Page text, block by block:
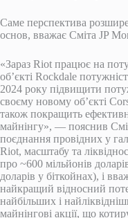
Саме перспектива
основ, вважає Сміта JP
«Зараз Riot працює на
об’єкті Rockdale
2024 року підвищити
своєму новому об’єкті
також покращить
майнінгу», — пояснив
поєднання провідних у
Riot, масштабу та
про ~600 мільйонів
доларів у біткойнах), і
найкращий відносний
найбільших і
майнінгові акції, що